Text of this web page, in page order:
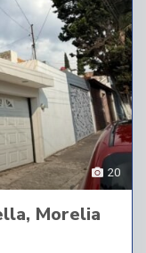
20
Morelia